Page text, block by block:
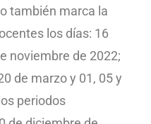
también marca la
los días: 16
noviembre de 2022;
de marzo y 01, 05 y
periodos